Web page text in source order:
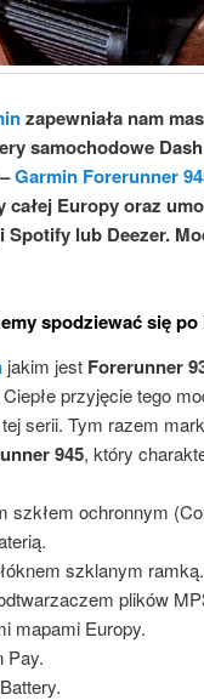
zapewniała nam
samochodowe
Garmin Forerunner
całej Europy oraz
lub Deezer.
spodziewać się
jakim jest Forerunner
przyjęcie tego
serii. Tym razem
945, który
szkłem ochronnym
szklanym ramką.
plików
mapami Europy.
Pay.